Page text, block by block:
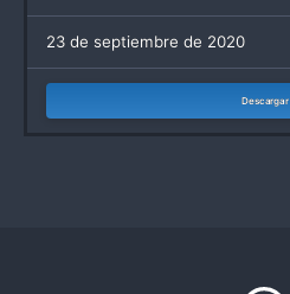
23 de septiembre de 2020
Descargar